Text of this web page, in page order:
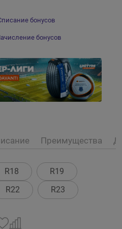
бонусов
бонусов
Преимущества
R18
R19
R22 R23